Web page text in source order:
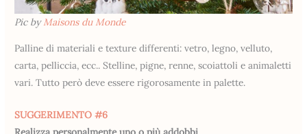
Pic byMaisons du Monde
Palline di materiali e texture differenti: vetro, legno, velluto,
carta, pelliccia, ecc.. Stelline, pigne, renne, scoiattoli e animaletti
vari. Tutto però deve essere rigorosamente in palette.
SUGGERIMENTO #6